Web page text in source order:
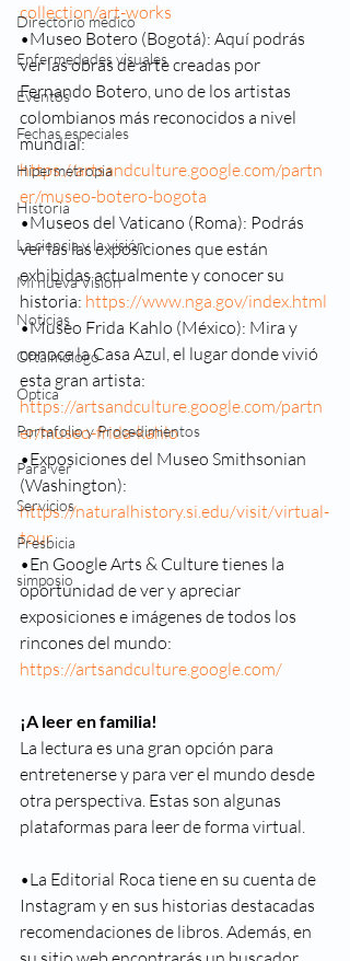
Directorio médico
Enfermedades visuales
Eventos
Fechas especiales
Hipermetropia
Historia
La ciencia y la visión
Mi nueva Visión
Noticias
Oftalmologo
Óptica
Portafolio y Procedimientos
Para ver
Servicios
Presbicia
simposio
collection/art-works
•Museo Botero (Bogotá): Aquí podrás
ver las obras de arte creadas por
Fernando Botero, uno de los artistas
colombianos más reconocidos a nivel
mundial:
https://artsandculture.google.com/partn
er/museo-botero-bogota
•Museos del Vaticano (Roma): Podrás
ver las las exposiciones que están
exhibidas actualmente y conocer su
historia: https://www.nga.gov/index.html
•Museo Frida Kahlo (México): Mira y
conoce la Casa Azul, el lugar donde vivió
esta gran artista:
https://artsandculture.google.com/partn
er/museo-frida-kahlo
•Exposiciones del Museo Smithsonian
(Washington):
https://naturalhistory.si.edu/visit/virtual-
tour
•En Google Arts & Culture tienes la
oportunidad de ver y apreciar
exposiciones e imágenes de todos los
rincones del mundo:
https://artsandculture.google.com/
¡A leer en familia!
La lectura es una gran opción para
entretenerse y para ver el mundo desde
otra perspectiva. Estas son algunas
plataformas para leer de forma virtual.
•La Editorial Roca tiene en su cuenta de
Instagram y en sus historias destacadas
recomendaciones de libros. Además, en